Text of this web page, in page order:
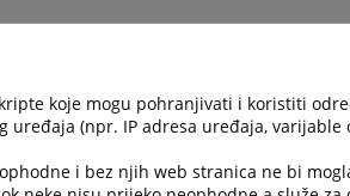
koje mogu pohranjivati i koristiti
uređaja (npr. IP adresa uređaja, varijable
i bez njih web stranica ne bi